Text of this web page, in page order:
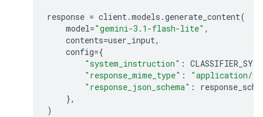
response = client.models .generate_content(
model="gemini-3.1-flash-lite" ,
contents=user_input,
config={
"system_instruction" :
"response_mime_type" :
"application/
"response_json_schema" :
},
)